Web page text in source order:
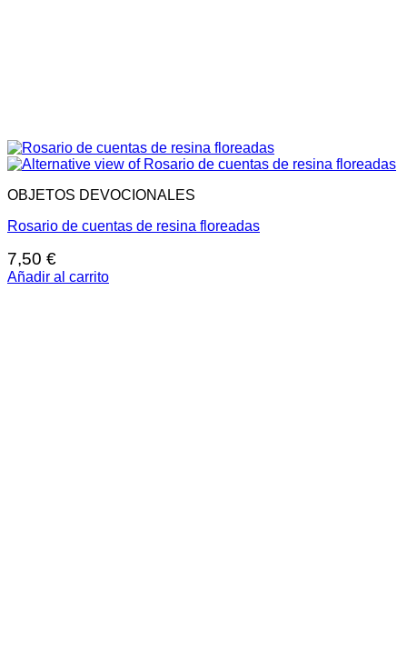
OBJETOS DEVOCIONALES
Rosario de cuentas de resina floreadas
7,50 €
Añadir al carrito